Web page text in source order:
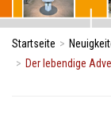
Startseite
Der lebendige